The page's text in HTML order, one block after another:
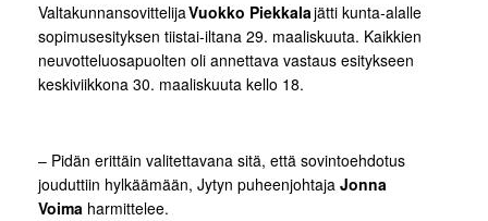
ValtakunnansovittelijaVuokko Piekkalajätti kunta-alalle
sopimusesityksen tiistai-iltana 29. maaliskuuta. Kaikkien
neuvotteluosapuolten oli annettava vastaus esitykseen
keskiviikkona 30. maaliskuuta kello 18.
– Pidän erittäin valitettavana sitä, että sovintoehdotus
jouduttiin hylkäämään, Jytyn puheenjohtaja Jonna
Voima harmittelee.